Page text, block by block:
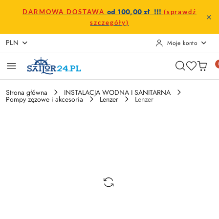
Przejdź do treści głównej
Przejdź do wyszukiwarki
Przejdź do moje konto
Przejdź do menu głównego
Przejdź do opisu produktu
Przejdź do stopki
DARMOWA DOSTAWA od 100,00 zł !!! (sprawdź
szczegóły)
PLN Moje konto
Strona główna INSTALACJA WODNA I SANITARNA
Pompy zęzowe i akcesoria Lenzer Lenzer